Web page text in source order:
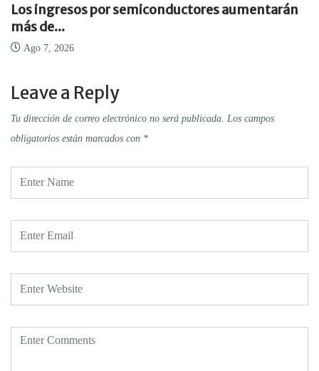
Los ingresos por semiconductores aumentarán
más de...
Ago 7, 2026
Leave a Reply
Tu dirección de correo electrónico no será publicada. Los campos
obligatorios están marcados con *